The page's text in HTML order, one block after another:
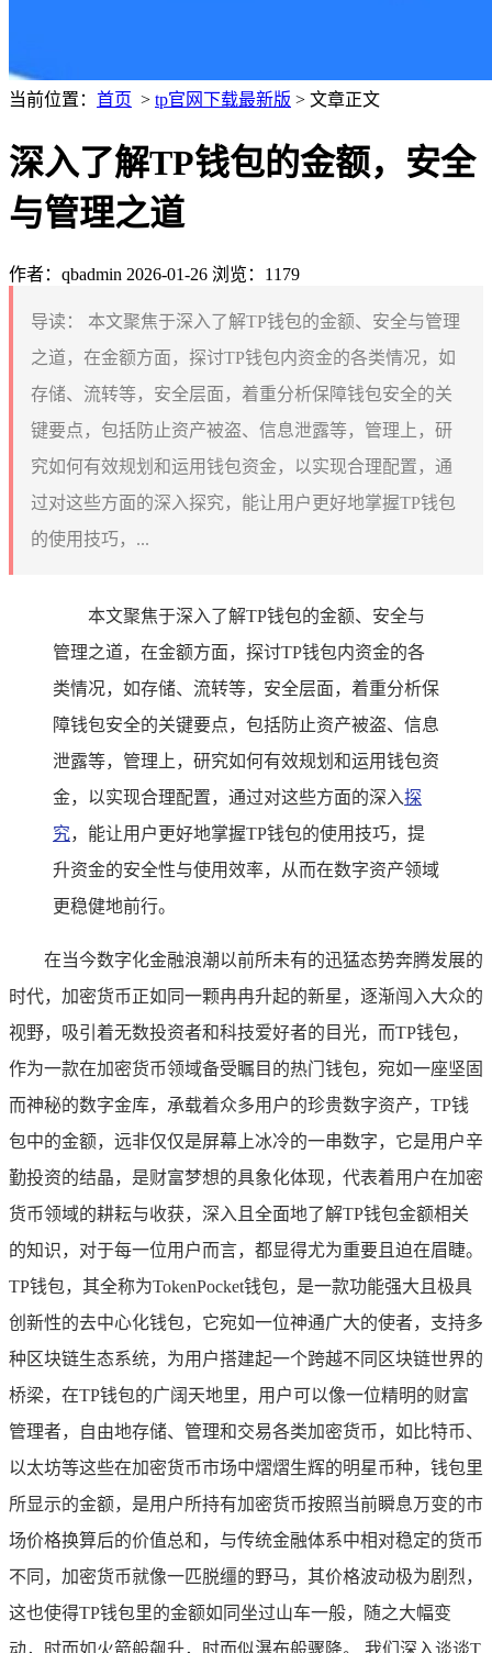
当前位置： 首页 > tp官网下载最新版 > 文章正文
深入了解TP钱包的金额，安全
与管理之道
作者：qbadmin 2026-01-26 浏览：1179
导读：
本文聚焦于深入了解TP钱包的金额、安全与管理
之道，在金额方面，探讨TP钱包内资金的各类情况，如
存储、流转等，安全层面，着重分析保障钱包安全的关
键要点，包括防止资产被盗、信息泄露等，管理上，研
究如何有效规划和运用钱包资金，以实现合理配置，通
过对这些方面的深入探究，能让用户更好地掌握TP钱包
的使用技巧，...
本文聚焦于深入了解TP钱包的金额、安全与
管理之道，在金额方面，探讨TP钱包内资金的各
类情况，如存储、流转等，安全层面，着重分析保
障钱包安全的关键要点，包括防止资产被盗、信息
泄露等，管理上，研究如何有效规划和运用钱包资
金，以实现合理配置，通过对这些方面的深入探
究，能让用户更好地掌握TP钱包的使用技巧，提
升资金的安全性与使用效率，从而在数字资产领域
更稳健地前行。
在当今数字化金融浪潮以前所未有的迅猛态势奔腾发展的
时代，加密货币正如同一颗冉冉升起的新星，逐渐闯入大众的
视野，吸引着无数投资者和科技爱好者的目光，而TP钱包，
作为一款在加密货币领域备受瞩目的热门钱包，宛如一座坚固
而神秘的数字金库，承载着众多用户的珍贵数字资产，TP钱
包中的金额，远非仅仅是屏幕上冰冷的一串数字，它是用户辛
勤投资的结晶，是财富梦想的具象化体现，代表着用户在加密
货币领域的耕耘与收获，深入且全面地了解TP钱包金额相关
的知识，对于每一位用户而言，都显得尤为重要且迫在眉睫。
TP钱包，其全称为TokenPocket钱包，是一款功能强大且极具
创新性的去中心化钱包，它宛如一位神通广大的使者，支持多
种区块链生态系统，为用户搭建起一个跨越不同区块链世界的
桥梁，在TP钱包的广阔天地里，用户可以像一位精明的财富
管理者，自由地存储、管理和交易各类加密货币，如比特币、
以太坊等这些在加密货币市场中熠熠生辉的明星币种，钱包里
所显示的金额，是用户所持有加密货币按照当前瞬息万变的市
场价格换算后的价值总和，与传统金融体系中相对稳定的货币
不同，加密货币就像一匹脱缰的野马，其价格波动极为剧烈，
这也使得TP钱包里的金额如同坐过山车一般，随之大幅变
动，时而如火箭般飙升，时而似瀑布般骤降。 我们深入谈谈T